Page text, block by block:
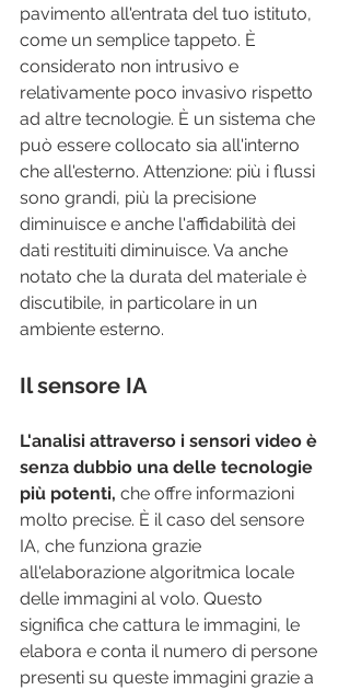
pavimento all'entrata del tuo istituto,
come un semplice tappeto. È
considerato non intrusivo e
relativamente poco invasivo rispetto
ad altre tecnologie. È un sistema che
può essere collocato sia all'interno
che all'esterno. Attenzione: più i flussi
sono grandi, più la precisione
diminuisce e anche l'affidabilità dei
dati restituiti diminuisce. Va anche
notato che la durata del materiale è
discutibile, in particolare in un
ambiente esterno.
Il sensore IA
L'analisi attraverso i sensori video è
senza dubbio una delle tecnologie
più potenti, che offre informazioni
molto precise. È il caso del sensore
IA, che funziona grazie
all'elaborazione algoritmica locale
delle immagini al volo. Questo
significa che cattura le immagini, le
elabora e conta il numero di persone
presenti su queste immagini grazie a